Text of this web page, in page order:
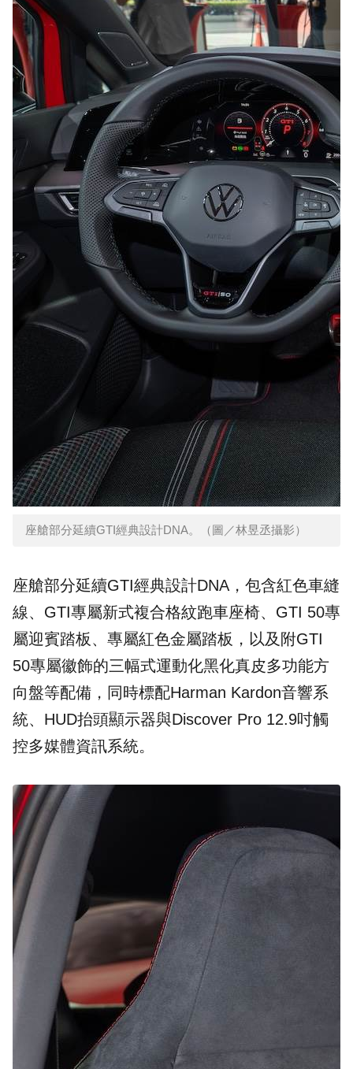
座艙部分延續GTI經典設計DNA。（圖／林昱丞攝影）
座艙部分延續GTI經典設計DNA，包含紅色車縫
線、GTI專屬新式複合格紋跑車座椅、GTI 50專
屬迎賓踏板、專屬紅色金屬踏板，以及附GTI
50專屬徽飾的三幅式運動化黑化真皮多功能方
向盤等配備，同時標配Harman Kardon音響系
統、HUD抬頭顯示器與Discover Pro 12.9吋觸
控多媒體資訊系統。